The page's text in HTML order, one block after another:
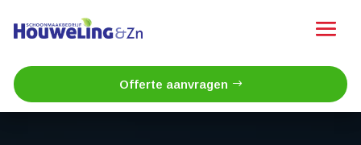
Offerte aanvragen